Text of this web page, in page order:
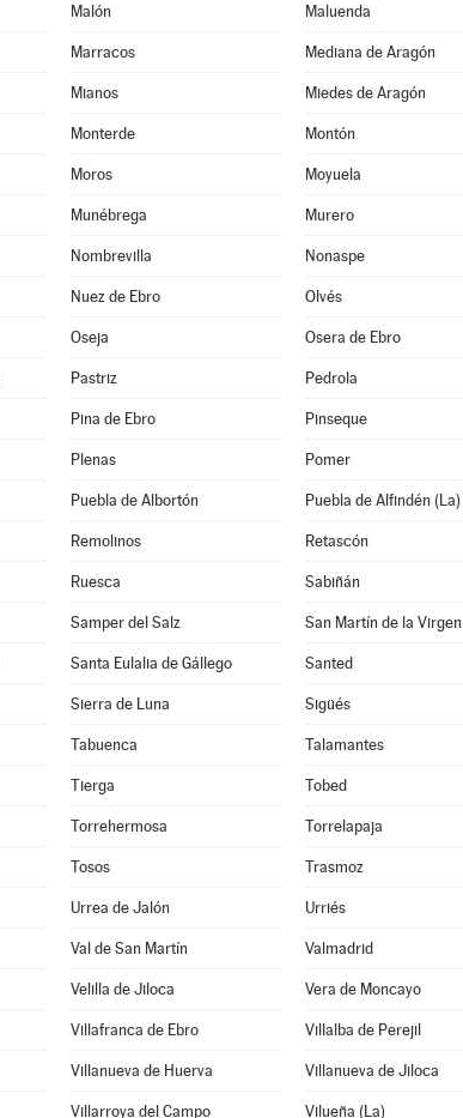
Malón Maluenda
Marracos Mediana de Aragón
Mianos Miedes de Aragón
Monterde Montón
Moros Moyuela
Munébrega Murero
Nombrevilla Nonaspe
Nuez de Ebro Olvés
Oseja Osera de Ebro
Pastriz Pedrola
Pina de Ebro Pinseque
Plenas Pomer
Puebla de Albortón Puebla de Alfindén (La)
Remolinos Retascón
Ruesca Sabiñán
Samper del Salz
Santa Eulalia de Gállego Santed
Sierra de Luna Sigüés
Tabuenca Talamantes
Tierga Tobed
Torrehermosa Torrelapaja
Tosos Trasmoz
Urrea de Jalón Urriés
Val de San Martín Valmadrid
Velilla de Jiloca Vera de Moncayo
Villafranca de Ebro Villalba de Perejil
Villanueva de Huerva Villanueva de Jiloca
Villarroya del Campo Vilueña (La)